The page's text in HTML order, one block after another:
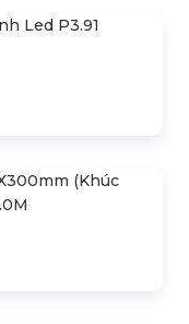
Led P3.91
(Khúc